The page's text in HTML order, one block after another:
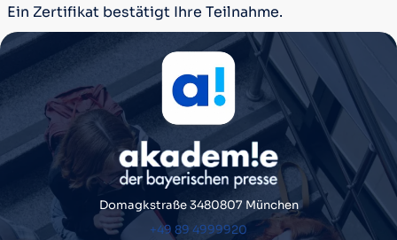
Ein Zertifikat bestätigt Ihre Teilnahme.
Domagkstraße 3480807 München
+49 89 4999920